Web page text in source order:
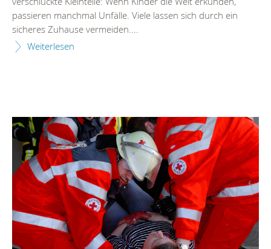
passieren manchmal Unfälle. Viele lassen sich durch ein
sicheres Zuhause vermeiden....
Weiterlesen